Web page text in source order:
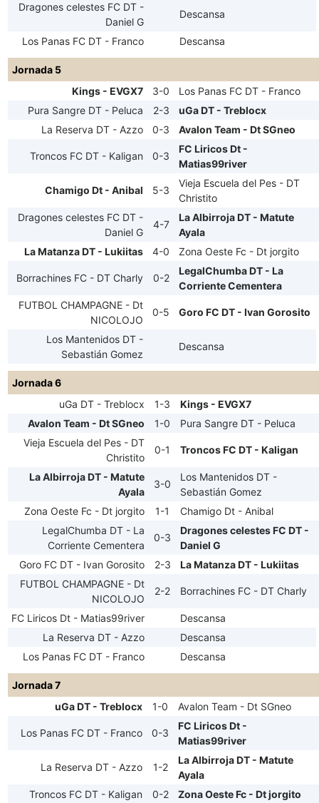
Dragones celestes FC DT -
Daniel G
Descansa
Los Panas FC DT - Franco Descansa
Jornada 5
Kings - EVGX7
3-0
Los Panas FC DT - Franco
Pura Sangre DT - Peluca
2-3
uGa DT - Treblocx
La Reserva DT - Azzo
0-3 Avalon Team - Dt SGneo
Troncos FC DT - Kaligan 0-3
FC Liricos Dt -
Matias99river
Chamigo Dt - Anibal 5-3
Vieja Escuela del Pes - DT
Christito
Dragones celestes FC DT -
Daniel G
4-7
La Albirroja DT - Matute
Ayala
La Matanza DT - Lukiitas
4-0 Zona Oeste Fc - Dt jorgito
Borrachines FC - DT Charly 0-2
LegalChumba DT - La
Corriente Cementera
FUTBOL CHAMPAGNE - Dt
NICOLOJO
0-5 Goro FC DT - Ivan Gorosito
Los Mantenidos DT -
Sebastián Gomez
Descansa
Jornada 6
uGa DT - Treblocx
1-3
Kings - EVGX7
Avalon Team - Dt SGneo
1-0
Pura Sangre DT - Peluca
Vieja Escuela del Pes - DT
Christito
0-1 Troncos FC DT - Kaligan
La Albirroja DT - Matute
Ayala
3-0
Los Mantenidos DT -
Sebastián Gomez
Zona Oeste Fc - Dt jorgito
1-1
Chamigo Dt - Anibal
LegalChumba DT - La
Corriente Cementera
0-3
Dragones celestes FC DT -
Daniel G
Goro FC DT - Ivan Gorosito
2-3
La Matanza DT - Lukiitas
FUTBOL CHAMPAGNE - Dt
NICOLOJO
2-2 Borrachines FC - DT Charly
FC Liricos Dt - Matias99river
Descansa
La Reserva DT - Azzo
Descansa
Los Panas FC DT - Franco
Descansa
Jornada 7
uGa DT - Treblocx
1-0 Avalon Team - Dt SGneo
Los Panas FC DT - Franco 0-3
FC Liricos Dt -
Matias99river
La Reserva DT - Azzo 1-2
La Albirroja DT - Matute
Ayala
Troncos FC DT - Kaligan
0-2 Zona Oeste Fc - Dt jorgito